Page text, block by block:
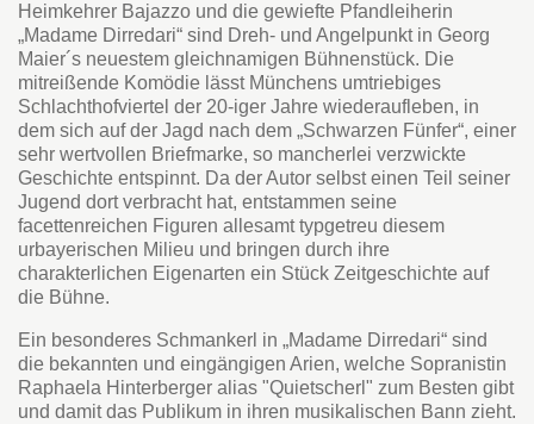
Heimkehrer Bajazzo und die gewiefte Pfandleiherin
„Madame Dirredari“ sind Dreh- und Angelpunkt in Georg
Maier´s neuestem gleichnamigen Bühnenstück. Die
mitreißende Komödie lässt Münchens umtriebiges
Schlachthofviertel der 20-iger Jahre wiederaufleben, in
dem sich auf der Jagd nach dem „Schwarzen Fünfer“, einer
sehr wertvollen Briefmarke, so mancherlei verzwickte
Geschichte entspinnt. Da der Autor selbst einen Teil seiner
Jugend dort verbracht hat, entstammen seine
facettenreichen Figuren allesamt typgetreu diesem
urbayerischen Milieu und bringen durch ihre
charakterlichen Eigenarten ein Stück Zeitgeschichte auf
die Bühne.
Ein besonderes Schmankerl in „Madame Dirredari“ sind
die bekannten und eingängigen Arien, welche Sopranistin
Raphaela Hinterberger alias "Quietscherl" zum Besten gibt
und damit das Publikum in ihren musikalischen Bann zieht.